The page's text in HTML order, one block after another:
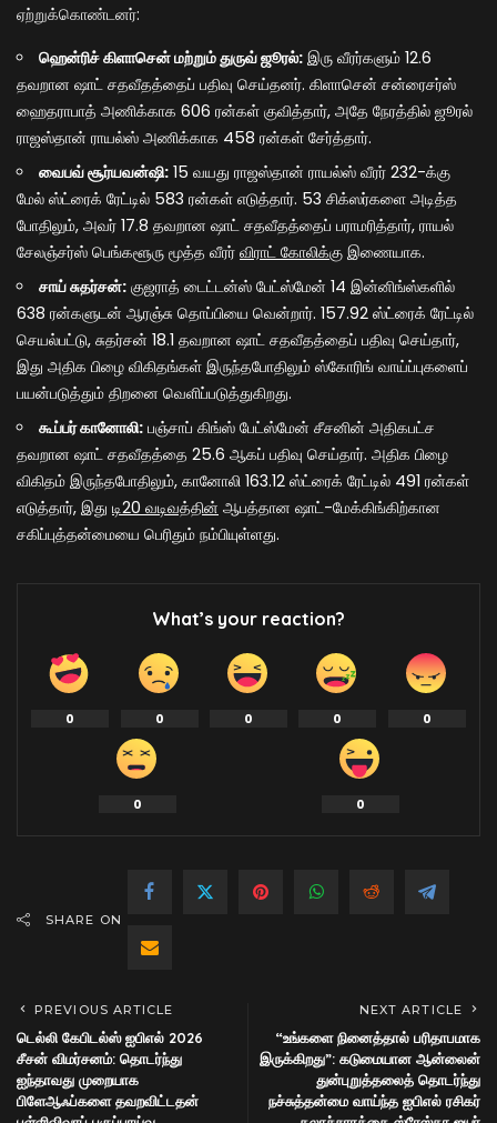
ஏற்றுக்கொண்டனர்:
ஹென்ரிச் கிளாசென் மற்றும் துருவ் ஜூரல்: இரு வீரர்களும் 12.6
தவறான ஷாட் சதவீதத்தைப் பதிவு செய்தனர். கிளாசென் சன்ரைசர்ஸ்
ஹைதராபாத் அணிக்காக 606 ரன்கள் குவித்தார், அதே நேரத்தில் ஜூரல்
ராஜஸ்தான் ராயல்ஸ் அணிக்காக 458 ரன்கள் சேர்த்தார்.
வைபவ் சூர்யவன்ஷி: 15 வயது ராஜஸ்தான் ராயல்ஸ் வீரர் 232-க்கு
மேல் ஸ்ட்ரைக் ரேட்டில் 583 ரன்கள் எடுத்தார். 53 சிக்ஸர்களை அடித்த
போதிலும், அவர் 17.8 தவறான ஷாட் சதவீதத்தைப் பராமரித்தார், ராயல்
சேலஞ்சர்ஸ் பெங்களூரு மூத்த வீரர் விராட் கோலிக்கு இணையாக.
சாய் சுதர்சன்: குஜராத் டைட்டன்ஸ் பேட்ஸ்மேன் 14 இன்னிங்ஸ்களில்
638 ரன்களுடன் ஆரஞ்சு தொப்பியை வென்றார். 157.92 ஸ்ட்ரைக் ரேட்டில்
செயல்பட்டு, சுதர்சன் 18.1 தவறான ஷாட் சதவீதத்தைப் பதிவு செய்தார்,
இது அதிக பிழை விகிதங்கள் இருந்தபோதிலும் ஸ்கோரிங் வாய்ப்புகளைப்
பயன்படுத்தும் திறனை வெளிப்படுத்துகிறது.
கூப்பர் கானோலி: பஞ்சாப் கிங்ஸ் பேட்ஸ்மேன் சீசனின் அதிகபட்ச
தவறான ஷாட் சதவீதத்தை 25.6 ஆகப் பதிவு செய்தார். அதிக பிழை
விகிதம் இருந்தபோதிலும், கானோலி 163.12 ஸ்ட்ரைக் ரேட்டில் 491 ரன்கள்
எடுத்தார், இது டி20 வடிவத்தின் ஆபத்தான ஷாட்-மேக்கிங்கிற்கான
சகிப்புத்தன்மையை பெரிதும் நம்பியுள்ளது.
What’s your reaction?
0 0 0 0 0
0 0
SHARE ON
PREVIOUS ARTICLE
டெல்லி கேபிடல்ஸ் ஐபிஎல் 2026
சீசன் விமர்சனம்: தொடர்ந்து
ஐந்தாவது முறையாக
பிளேஆஃப்களை தவறவிட்டதன்
NEXT ARTICLE
“உங்களை நினைத்தால் பரிதாபமாக
இருக்கிறது”: கடுமையான ஆன்லைன்
துன்புறுத்தலைத் தொடர்ந்து
நச்சுத்தன்மை வாய்ந்த ஐபிஎல் ரசிகர்